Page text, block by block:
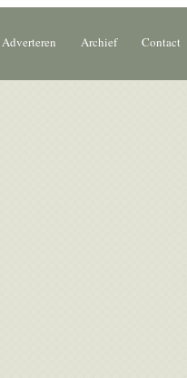
Adverteren Archief Contact